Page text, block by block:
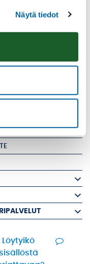
Näytä tiedot
Löytyikö